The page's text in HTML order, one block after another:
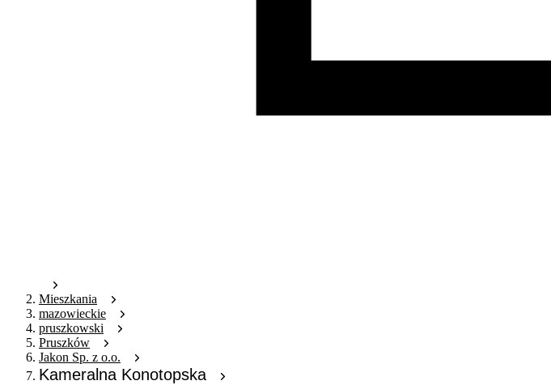
Mieszkania
mazowieckie
pruszkowski
Pruszków
Jakon Sp. z o.o.
Kameralna Konotopska